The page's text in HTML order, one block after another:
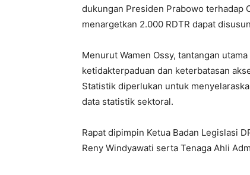
dukungan Presiden Prabowo terhadap
menargetkan 2.000 RDTR dapat
Menurut Wamen Ossy, tantangan
ketidakterpaduan dan keterbatasan
Statistik diperlukan untuk
data statistik sektoral.
Rapat dipimpin Ketua Badan Legislasi
Reny Windyawati serta Tenaga Ahli